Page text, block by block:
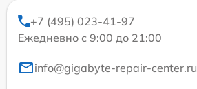
+7 (495) 023-41-97
Ежедневно с 9:00 до 21:00
info@gigabyte-repair-center.ru